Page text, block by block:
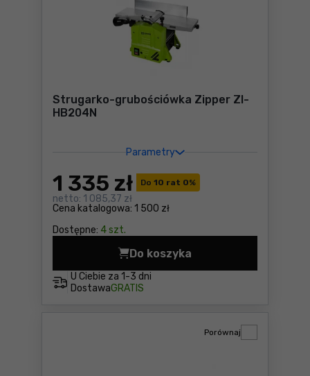
Strugarko-grubościówka Zipper ZI-
HB204N
Parametry
Do 10 rat 0%
Cena katalogowa: 1 500 zł
1 335 zł
netto: 1 085,37 zł
Dostępne: 4 szt.
U Ciebie za 1-3 dni
DostawaGRATIS
Do koszyka
Strugarko-grubościówka
Porównaj